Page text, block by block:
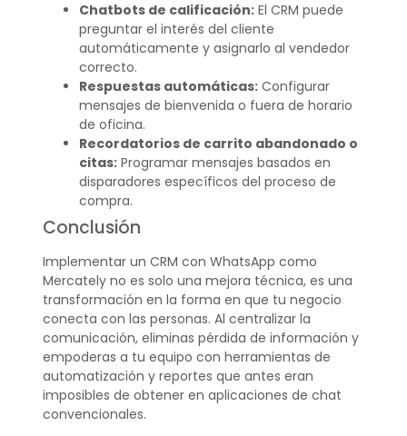
Chatbots de calificación:El CRM puede
preguntar el interés del cliente
automáticamente y asignarlo al vendedor
correcto.
Respuestas automáticas:Configurar
mensajes de bienvenida o fuera de horario
de oficina.
Recordatorios de carrito abandonado o
citas:Programar mensajes basados en
disparadores específicos del proceso de
compra.
Conclusión
Implementar un CRM con WhatsApp como
Mercately no es solo una mejora técnica, es una
transformación en la forma en que tu negocio
conecta con las personas. Al centralizar la
comunicación, eliminas pérdida de información y
empoderas a tu equipo con herramientas de
automatización y reportes que antes eran
imposibles de obtener en aplicaciones de chat
convencionales.